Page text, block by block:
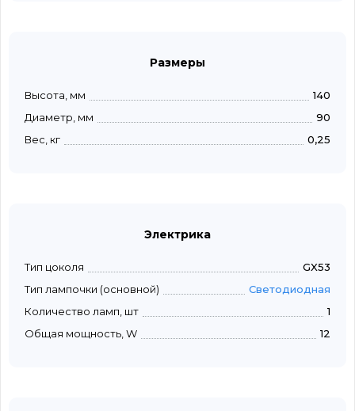
Размеры
Высота, мм
140
Диаметр, мм
90
Вес, кг
0,25
Электрика
Тип цоколя
GX53
Тип лампочки (основной)
Светодиодная
Количество ламп, шт
1
Общая мощность, W
12